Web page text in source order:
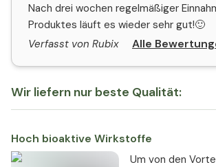
Nach drei wochen regelmäßiger
Produktes läuft es wieder sehr gut!🙂
Verfasst von Rubix
Alle
Wir liefern nur beste Qualität:
Hoch bioaktive Wirkstoffe
Um von den